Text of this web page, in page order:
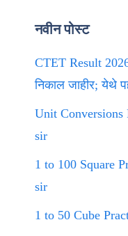
नवीन पोस्ट
CTET Result
निकाल जाहीर; येथे
Unit Conversions
sir
1 to 100 Square
sir
1 to 50 Cube